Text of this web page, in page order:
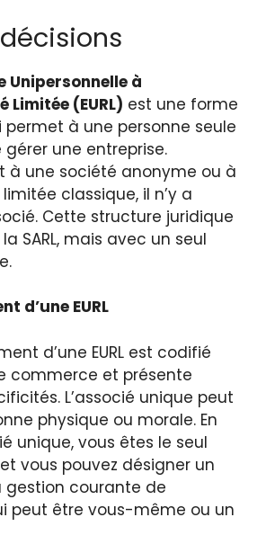
Unipersonnelle à
Limitée (EURL) est une forme
à une personne seule
une entreprise.
à une société anonyme ou à
classique, il n’y a
Cette structure juridique
SARL, mais avec un seul
d’une EURL
d’une EURL est codifié
commerce et présente
L’associé unique peut
physique ou morale. En
unique, vous êtes le seul
vous pouvez désigner un
gestion courante de
peut être vous-même ou un